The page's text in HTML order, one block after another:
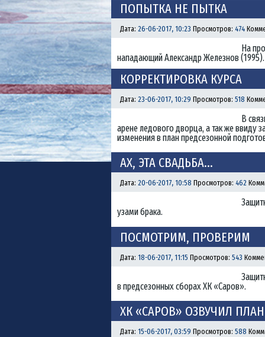
ПОПЫТКА НЕ ПЫТКА
Дата: 26-06-2017, 10:23 Просмотров: 474
На
нападающий Александр Железнов (1995).
КОРРЕКТИРОВКА КУРСА
Дата: 23-06-2017, 10:29 Просмотров: 518
В
арене ледового дворца, а так же ввиду
изменения в план предсезонной
АХ, ЭТА СВАДЬБА…
Дата: 20-06-2017, 10:58 Просмотров: 462
узами брака.
ПОСМОТРИМ, ПРОВЕРИМ
Дата: 18-06-2017, 11:15 Просмотров: 543
в предсезонных сборах ХК «Саров».
ХК «САРОВ» ОЗВУЧИЛ
Дата: 15-06-2017, 03:59 Просмотров: 588